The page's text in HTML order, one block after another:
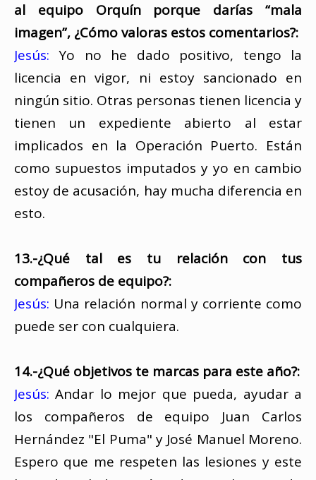
al equipo Orquín porque darías “mala
imagen”, ¿Cómo valoras estos comentarios?:
Jesús: Yo no he dado positivo, tengo la
licencia en vigor, ni estoy sancionado en
ningún sitio. Otras personas tienen licencia y
tienen un expediente abierto al estar
implicados en la Operación Puerto. Están
como supuestos imputados y yo en cambio
estoy de acusación, hay mucha diferencia en
esto.
13.-¿Qué tal es tu relación con tus
compañeros de equipo?:
Jesús: Una relación normal y corriente como
puede ser con cualquiera.
14.-¿Qué objetivos te marcas para este año?:
Jesús: Andar lo mejor que pueda, ayudar a
los compañeros de equipo Juan Carlos
Hernández "El Puma" y José Manuel Moreno.
Espero que me respeten las lesiones y este